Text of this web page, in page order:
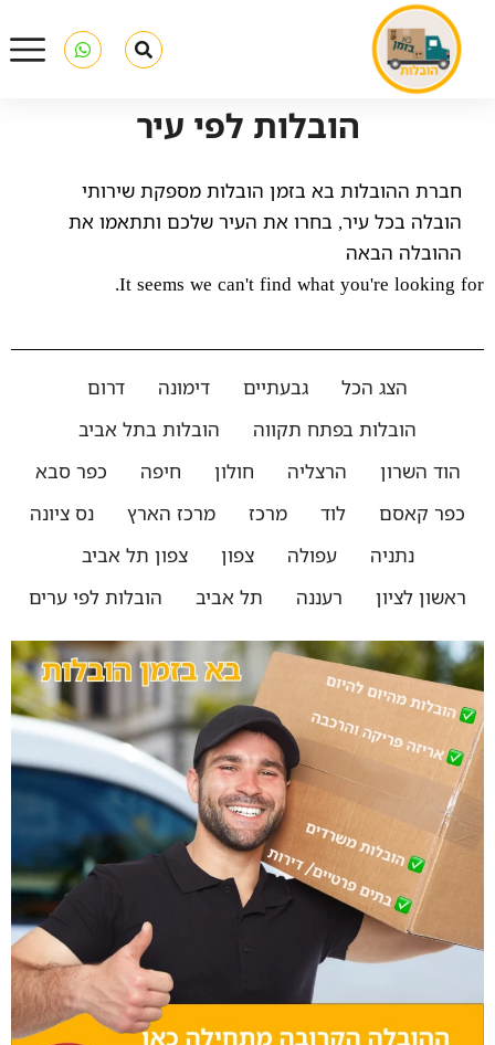
הובלות לפי עיר
חברת ההובלות בא בזמן הובלות מספקת שירותי
הובלה בכל עיר, בחרו את העיר שלכם ותתאמו את
ההובלה הבאה
It seems we can't find what you're looking for.
הצג הכל גבעתיים דימונה
דרום
הובלות בפתח תקווה
הובלות בתל אביב
הוד השרון
הרצליה חולון חיפה
כפר סבא
כפר קאסם
לוד מרכז מרכז הארץ
נס ציונה
נתניה
עפולה צפון
צפון תל אביב
ראשון לציון
רעננה תל אביב הובלות לפי ערים